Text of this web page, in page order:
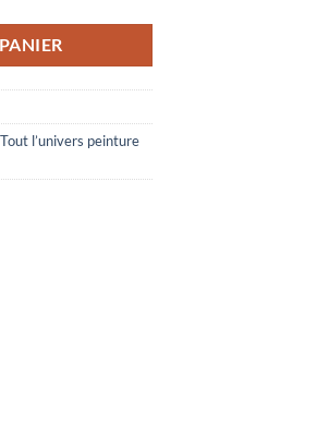
Tout l’univers peinture